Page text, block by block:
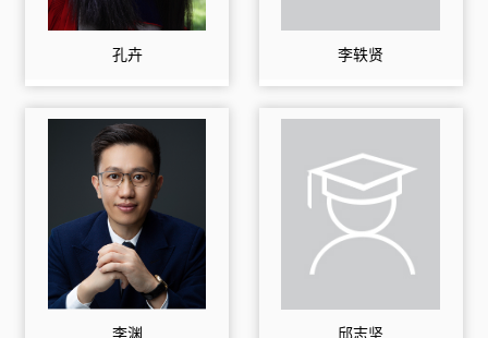
孔卉 李轶贤
李渊 邱志坚